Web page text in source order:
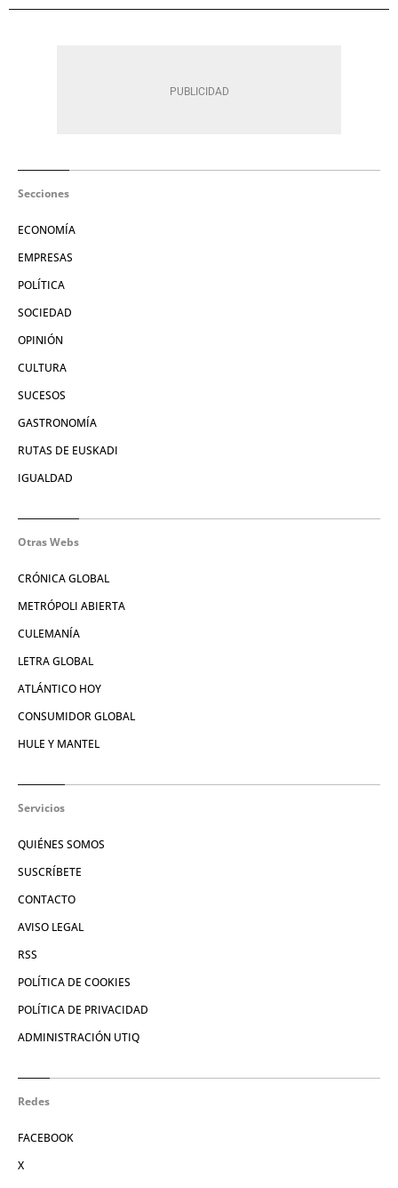
Secciones
ECONOMÍA
EMPRESAS
POLÍTICA
SOCIEDAD
OPINIÓN
CULTURA
SUCESOS
GASTRONOMÍA
RUTAS DE EUSKADI
IGUALDAD
Otras Webs
CRÓNICA GLOBAL
METRÓPOLI ABIERTA
CULEMANÍA
LETRA GLOBAL
ATLÁNTICO HOY
CONSUMIDOR GLOBAL
HULE Y MANTEL
Servicios
QUIÉNES SOMOS
SUSCRÍBETE
CONTACTO
AVISO LEGAL
RSS
POLÍTICA DE COOKIES
POLÍTICA DE PRIVACIDAD
ADMINISTRACIÓN UTIQ
Redes
FACEBOOK
X